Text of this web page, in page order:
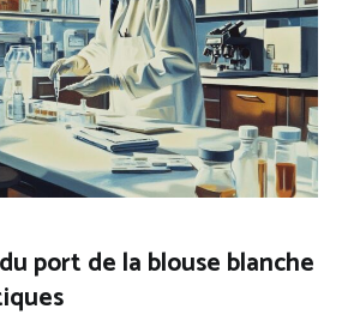
port de la blouse blanche